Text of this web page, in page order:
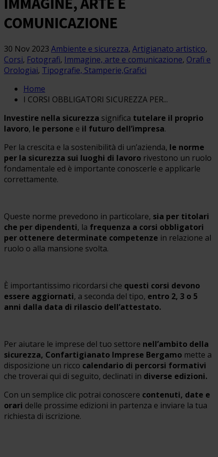
COMUNICAZIONE
30 Nov 2023 Ambiente e sicurezza, Artigianato artistico,
Corsi, Fotografi, Immagine, arte e comunicazione, Orafi e
Orologiai, Tipografie, Stamperie,Grafici
Home
I CORSI OBBLIGATORI SICUREZZA PER...
Investire nella sicurezza significa tutelare il proprio
lavoro, le persone e il futuro dell’impresa.
Per la crescita e la sostenibilità di un’azienda, le norme
per la sicurezza sui luoghi di lavoro rivestono un ruolo
fondamentale ed è importante conoscerle e applicarle
correttamente.
Queste norme prevedono in particolare, sia per titolari
che per dipendenti, la frequenza a corsi obbligatori
per ottenere determinate competenze in relazione al
ruolo o alla mansione svolta.
È importantissimo ricordarsi che questi corsi devono
essere aggiornati, a seconda del tipo, entro 2, 3 o 5
anni dalla data di rilascio dell’attestato.
Per aiutare le imprese del tuo settore nell’ambito della
sicurezza, Confartigianato Imprese Bergamo mette a
disposizione un ricco calendario di percorsi formativi
che troverai qui di seguito, declinati in diverse edizioni.
Con un semplice clic potrai conoscere contenuti, date e
orari delle prossime edizioni in partenza e inviare la tua
richiesta di iscrizione.